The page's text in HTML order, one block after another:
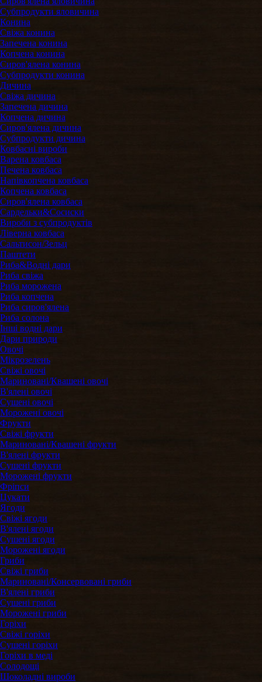
Субпродукти яловичина
Конина
Свіжа конина
Запечена конина
Копчена конина
Сиров'ялена конина
Субпродукти конина
Дичина
Свіжа дичина
Запечена дичина
Копчена дичина
Сиров'ялена дичина
Субпродукти дичина
Ковбасні вироби
Варена ковбаса
Печена ковбаса
Напівкопчена ковбаса
Копчена ковбаса
Сиров'ялена ковбаса
Сардельки&Сосиски
Вироби з субпродуктів
Ліверна ковбаса
Сальтисон/Зельц
Паштети
Риба&Водні дари
Риба свіжа
Риба морожена
Риба копчена
Риба сиров'ялена
Риба солона
Інші водні дари
Дари природи
Овочі
Мікрозелень
Свіжі овочі
Мариновані/Квашені овочі
В'ялені овочі
Сушені овочі
Морожені овочі
Фрукти
Свіжі фрукти
Мариновані/Квашені фрукти
В'ялені фрукти
Сушені фрукти
Морожені фрукти
Фріпси
Цукати
Ягоди
Свіжі ягоди
В'ялені ягоди
Сушені ягоди
Морожені ягоди
Гриби
Свіжі гриби
Мариновані/Консервовані гриби
В'ялені гриби
Сушені гриби
Морожені гриби
Горіхи
Свіжі горіхи
Сушені горіхи
Горіхи в меді
Солодощі
Шоколадні вироби